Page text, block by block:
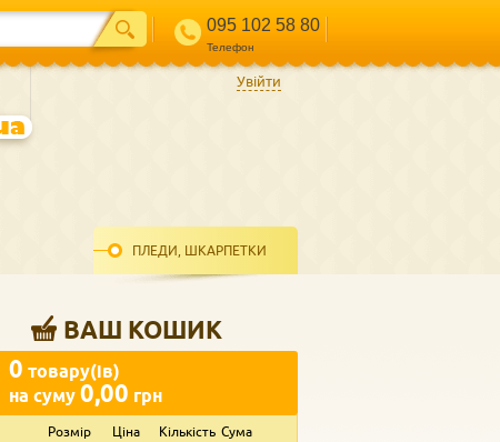
095 102 58 80
Телефон
ПЛЕДИ, ШКАРПЕТКИ
Увійти
ВАШ КОШИК
0 товару(ів)
на суму0,00 грн
Розмір Ціна Кількість Сума